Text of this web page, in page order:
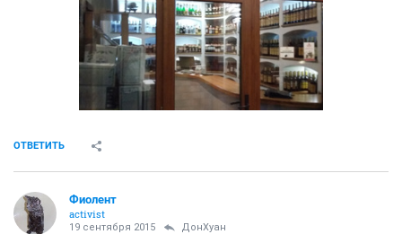
ОТВЕТИТЬ
Фиолент
activist
19 сентября 2015 ДонХуан